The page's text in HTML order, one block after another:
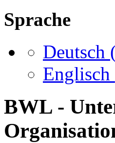
Sprache
Deutsch
Englisch
BWL -